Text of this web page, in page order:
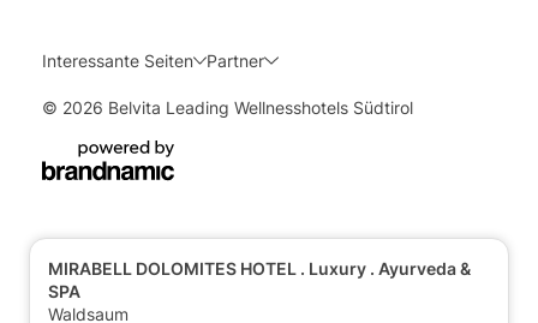
MIRABELL DOLOMITES HOTEL . Luxury . Ayurveda &
SPA
Waldsaum
Interessante Seiten Partner
© 2026 Belvita Leading Wellnesshotels Südtirol